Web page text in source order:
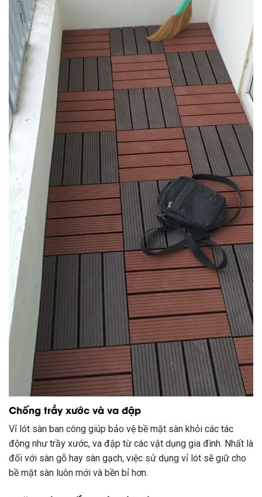
Chống trầy xước và va đập
Vỉ lót sàn ban công giúp bảo vệ bề mặt sàn khỏi các tác
động như trầy xước, va đập từ các vật dụng gia đình. Nhất là
đối với sàn gỗ hay sàn gạch, việc sử dụng vỉ lót sẽ giữ cho
bề mặt sàn luôn mới và bền bỉ hơn.